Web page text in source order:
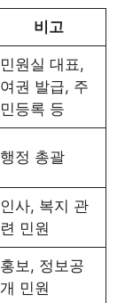
비고
민원실 대표,
여권 발급, 주
민등록 등
행정 총괄
인사, 복지 관
련 민원
홍보, 정보공
개 민원